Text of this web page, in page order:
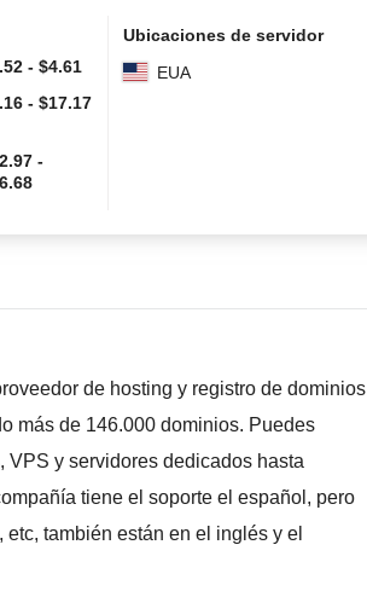
- $4.61
- $17.17
-
Ubicaciones de servidor
EUA
de hosting y registro de dominios
más de 146.000 dominios. Puedes
VPS y servidores dedicados hasta
tiene el soporte el español, pero
también están en el inglés y el